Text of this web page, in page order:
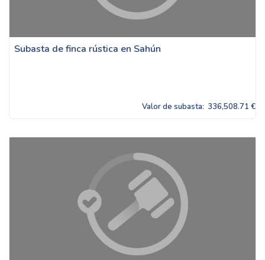
Subasta de finca rústica en Sahún
Valor de subasta: 336,508.71 €